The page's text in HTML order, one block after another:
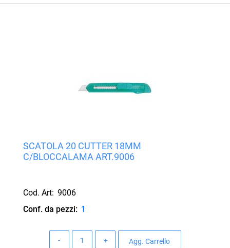
SCATOLA 20 CUTTER 18MM
C/BLOCCALAMA ART.9006
Cod. Art: 9006
Conf. da pezzi: 1
Agg. Carrello